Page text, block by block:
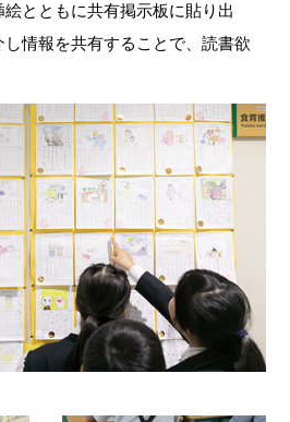
とともに共有掲示板に貼り出
情報を共有することで、読書欲